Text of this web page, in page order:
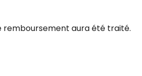
remboursement aura été traité.